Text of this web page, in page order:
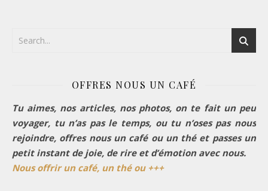
OFFRES NOUS UN CAFÉ
Tu aimes, nos articles, nos photos, on te fait un peu
voyager, tu n’as pas le temps, ou tu n’oses pas nous
rejoindre, offres nous un café ou un thé et passes un
petit instant de joie, de rire et d’émotion avec nous.
Nous offrir un café, un thé ou +++